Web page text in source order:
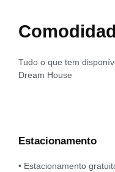
Tudo o que tem
Dream House
Estacionamento
• Estacionamento